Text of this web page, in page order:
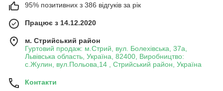
95% позитивних з 386 відгуків за рік
Працює з 14.12.2020
м. Стрийський район
Гуртовий продаж: м.Стрий, вул. Болехівська, 37а,
Львівська область, Україна, 82400, Виробництво:
с.Жулин, вул.Польова,14 , Стрийський район, Україна
Контакти